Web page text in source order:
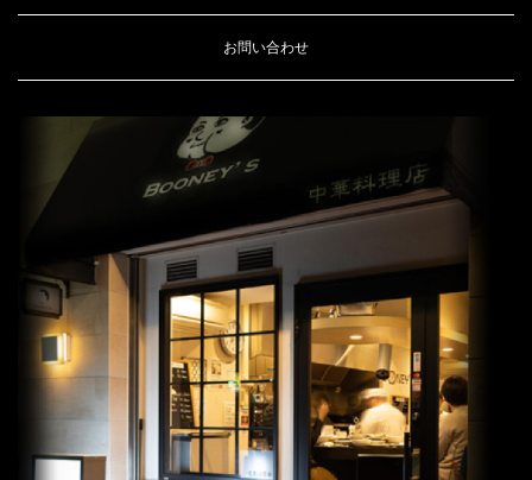
お問い合わせ